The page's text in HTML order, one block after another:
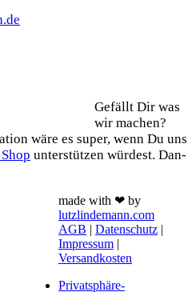
Gefällt Dir was
wir machen?
wäre es super, wenn Du uns
unter­stüt­zen wür­dest. Dan­
made with ❤ by
lutzlindemann.com
AGB | Datenschutz |
Impressum |
Versandkosten
Privatsphäre-